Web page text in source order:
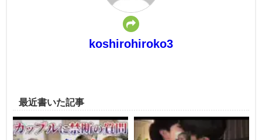
koshirohiroko3
最近書いた記事